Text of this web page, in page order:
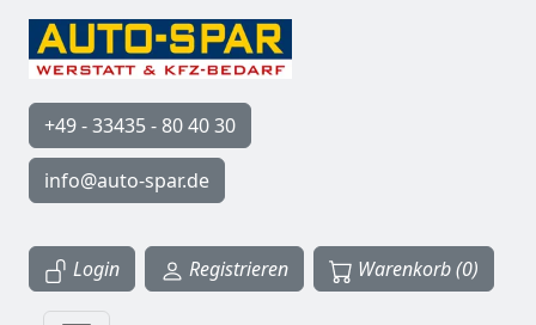
+49 - 33435 - 80 40 30
info@auto-spar.de
Login Registrieren Warenkorb (0)